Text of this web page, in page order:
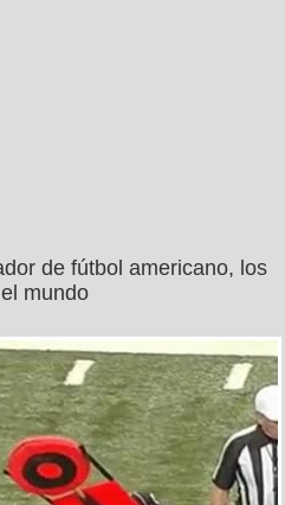
de fútbol americano, los
mundo